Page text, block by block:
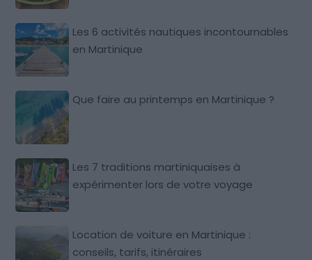
Les 6 activités nautiques incontournables
en Martinique
Que faire au printemps en Martinique ?
Les 7 traditions martiniquaises à
expérimenter lors de votre voyage
Location de voiture en Martinique :
conseils, tarifs, itinéraires